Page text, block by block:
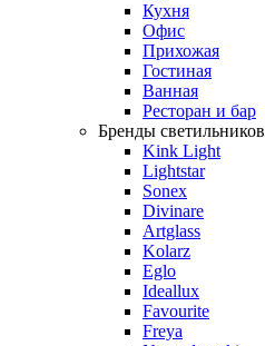
Кухня
Офис
Прихожая
Гостиная
Ванная
Ресторан и бар
Бренды светильников
Kink Light
Lightstar
Sonex
Divinare
Artglass
Kolarz
Eglo
Ideallux
Favourite
Freya